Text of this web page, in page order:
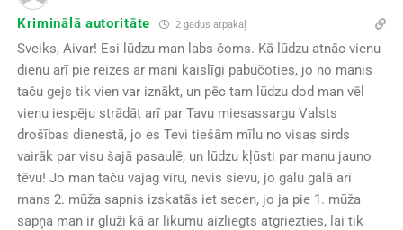
Kriminālā autoritāte 2 gadus atpakaļ
Sveiks, Aivar! Esi lūdzu man labs čoms. Kā lūdzu atnāc vienu
dienu arī pie reizes ar mani kaislīgi pabučoties, jo no manis
taču gejs tik vien var iznākt, un pēc tam lūdzu dod man vēl
vienu iespēju strādāt arī par Tavu miesassargu Valsts
drošības dienestā, jo es Tevi tiešām mīlu no visas sirds
vairāk par visu šajā pasaulē, un lūdzu kļūsti par manu jauno
tēvu! Jo man taču vajag vīru, nevis sievu, jo galu galā arī
mans 2. mūža sapnis izskatās iet secen, jo ja pie 1. mūža
sapņa man ir gluži kā ar likumu aizliegts atgriezties, lai tik